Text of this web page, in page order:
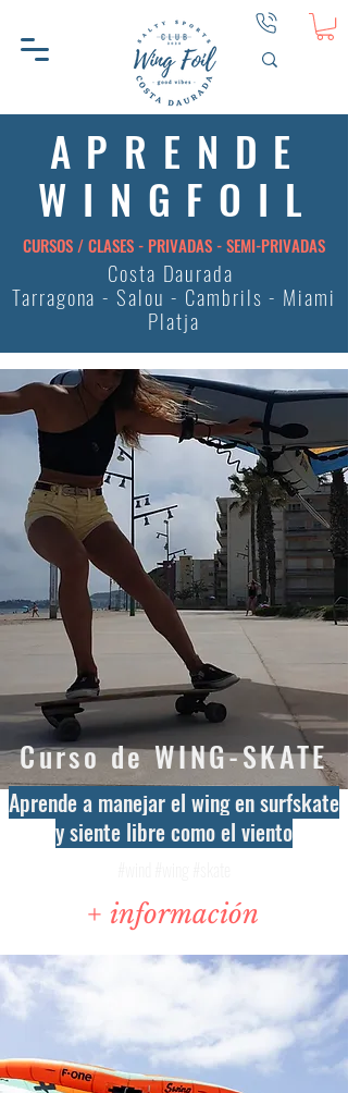
APRENDE
WINGFOIL
CURSOS / CLASES - PRIVADAS - SEMI-PRIVADAS
Costa Daurada
Tarragona - Salou - Cambrils - Miami
Platja
Aprende a manejar el wing en surfskate
y siente libre como el viento
+ información
Curso de WING-SKATE